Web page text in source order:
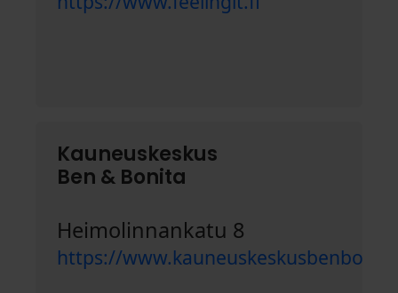
Kauneuskeskus
Ben & Bonita
Heimolinnankatu 8
https://